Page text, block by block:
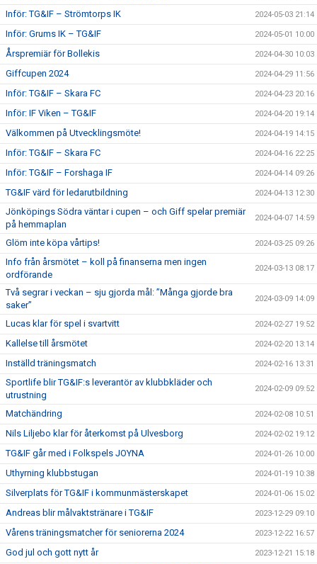
Inför: TG&IF – Strömtorps IK 2024-05-03 21:14
Inför: Grums IK – TG&IF 2024-05-01 10:00
Årspremiär för Bollekis 2024-04-30 10:03
Giffcupen 2024 2024-04-29 11:56
Inför: TG&IF – Skara FC 2024-04-23 20:16
Inför: IF Viken – TG&IF 2024-04-20 19:14
Välkommen på Utvecklingsmöte! 2024-04-19 14:15
Inför: TG&IF – Skara FC 2024-04-16 22:25
Inför: TG&IF – Forshaga IF 2024-04-14 09:26
TG&IF värd för ledarutbildning 2024-04-13 12:30
Jönköpings Södra väntar i cupen – och Giff spelar premiär
på hemmaplan
2024-04-07 14:59
Glöm inte köpa vårtips! 2024-03-25 09:26
Info från årsmötet – koll på finanserna men ingen
ordförande
2024-03-13 08:17
Två segrar i veckan – sju gjorda mål: ”Många gjorde bra
saker”
2024-03-09 14:09
Lucas klar för spel i svartvitt 2024-02-27 19:52
Kallelse till årsmötet 2024-02-20 13:14
Inställd träningsmatch 2024-02-16 13:31
Sportlife blir TG&IF:s leverantör av klubbkläder och
utrustning
2024-02-09 09:52
Matchändring 2024-02-08 10:51
Nils Liljebo klar för återkomst på Ulvesborg 2024-02-02 19:12
TG&IF går med i Folkspels JOYNA 2024-01-26 10:00
Uthyrning klubbstugan 2024-01-19 10:38
Silverplats för TG&IF i kommunmästerskapet 2024-01-06 15:02
Andreas blir målvaktstränare i TG&IF 2023-12-29 09:10
Vårens träningsmatcher för seniorerna 2024 2023-12-22 16:57
God jul och gott nytt år 2023-12-21 15:18